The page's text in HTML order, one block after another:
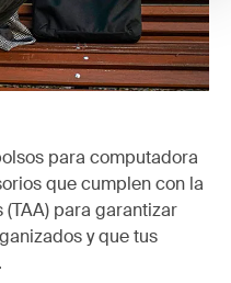
para computadora
que cumplen con la
para garantizar
y que tus